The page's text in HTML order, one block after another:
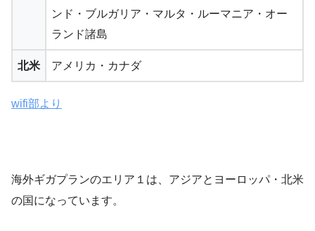
ンド・ブルガリア・マルタ・ルーマニア・オー
ランド諸島
北米 アメリカ ・ カナダ
wifi部より
海外ギガプランのエリア１は、アジアとヨーロッパ・北米
の国になっています。